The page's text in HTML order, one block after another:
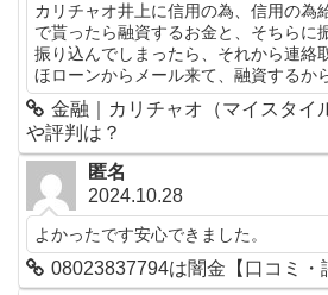
カリチャオ井上に信用の為、信用の為
で貰ったら融資するお金と、そちらに
振り込んでしまったら、それから連絡
ほローンからメール来て、融資するか
金融｜カリチャオ（マイスタイ
や評判は？
匿名
2024.10.28
よかったです安心できました。
08023837794は闇金【口コミ・